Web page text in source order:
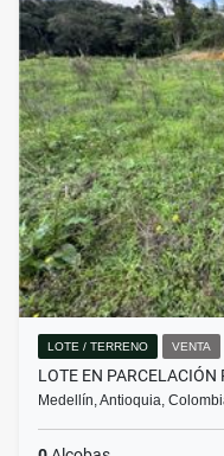
LOTE / TERRENO VENTA
LOTE EN
Medellín, Antioquia,